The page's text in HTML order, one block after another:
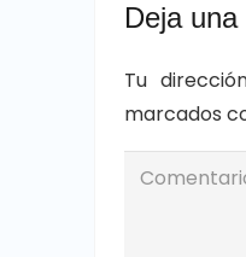
Deja
Tu
marcados